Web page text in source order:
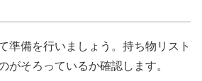
準備を行いましょう。持ち物リスト
がそろっているか確認します。